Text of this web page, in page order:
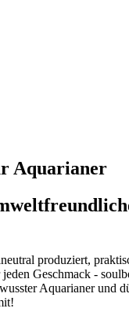
Aquarianer
produziert,
Geschmack -
Aquarianer und